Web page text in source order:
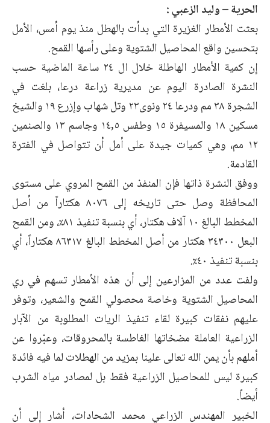
الحرية – وليد الزعبي :
بعثت الأمطار الغزيرة التي بدأت بالهطل منذ يوم أمس، الأمل
بتحسين واقع المحاصيل الشتوية وعلى رأسها القمح.
إن كمية الأمطار الهاطلة خلال ال ٢٤ ساعة الماضية حسب
النشرة الصادرة اليوم عن مديرية زراعة درعا، بلغت في
الشجرة ٣٨ مم ودرعا ٢٤ ونوى٢٣ وتل شهاب وإزرع ١٩ والشيخ
مسكين ١٨ والمسيفرة ١٥ وطفس ١٤,٥ وجاسم ١٣ والصنمين
١٢ مم، وهي كميات جيدة على أمل أن تتواصل في الفترة
القادمة.
ووفق النشرة ذاتها فإن المنفذ من القمح المروي على مستوى
المحافظة وصل حتى تاريخه إلى ٨٠٧٦ هكتاراً من أصل
المخطط البالغ ١٠ آلاف هكتار، أي بنسبة تنفيذ ٨١٪، ومن القمح
البعل ٣٤٣٠٠ هكتار من أصل المخطط البالغ ٨٦٣١٧ هكتاراً، أي
بنسبة تنفيذ ٤٠٪.
ولفت عدد من المزارعين إلى أن هذه الأمطار تسهم في ري
المحاصيل الشتوية وخاصة محصولي القمح والشعير، وتوفر
عليهم نفقات كبيرة لقاء تنفيذ الريات المطلوبة من الآبار
الزراعية العاملة مضخاتها الغاطسة بالمحروقات، وعبّروا عن
أملهم بأن يمن الله تعالى علينا بمزيد من الهطلات لما فيه فائدة
كبيرة ليس للمحاصيل الزراعية فقط بل لمصادر مياه الشرب
أيضاً.
الخبير المهندس الزراعي محمد الشحادات، أشار إلى أن